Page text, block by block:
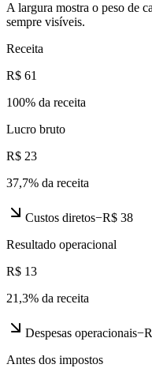
A largura mostra o peso de
sempre visíveis.
Receita
R$ 61
100% da receita
Lucro bruto
R$ 23
37,7% da receita
Custos diretos−R$ 38
Resultado operacional
R$ 13
21,3% da receita
Despesas operacionais−
Antes dos impostos